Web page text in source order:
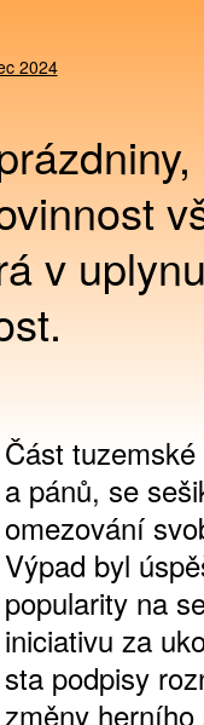
2024
v
Část
a pánů, se
omezování
Výpad byl
popularity na
iniciativu za
sta podpisy
změny herního